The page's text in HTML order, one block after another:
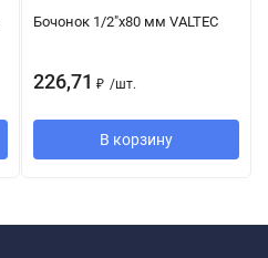
Бочонок 1/2"х80 мм VALTEC
226,71 ₽ /шт.
В корзину